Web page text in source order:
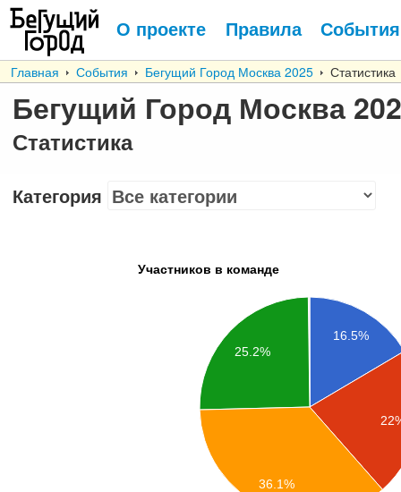
О проекте Правила События
Главная События Бегущий Город Москва 2025 Статистика
Бегущий Город Москва
Статистика
Категория
Участников в команде
16.5%
25.2%
36.1%